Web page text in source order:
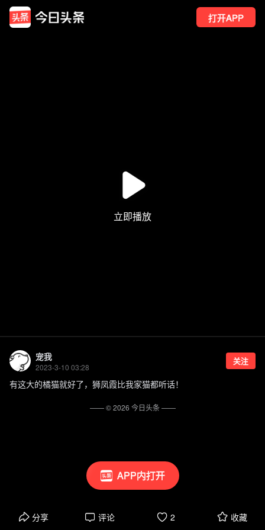
打开APP
APP内打开
宠我
2023-3-10 03:28
关注
有这大的橘猫就好了，狮凤霞比我家猫都听话！
分享 评论 2 收藏
—— ©2026 今日头条——